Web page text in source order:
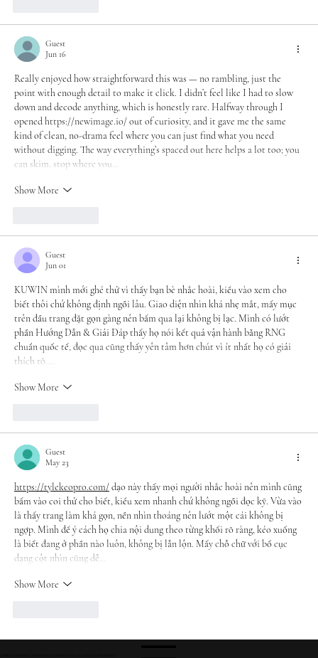
Guest
Jun 16
Really enjoyed how straightforward this was — no rambling, just the
point with enough detail to make it click. I didn’t feel like I had to slow
down and decode anything, which is honestly rare. Halfway through I
opened https://newimage.io/ out of curiosity, and it gave me the same
kind of clean, no-drama feel where you can just find what you need
without digging. The way everything’s spaced out here helps a lot too; you
can skim, stop where you…
Show More
Guest
Jun 01
KUWIN mình mới ghé thử vì thấy bạn bè nhắc hoài, kiểu vào xem cho
biết thôi chứ không định ngồi lâu. Giao diện nhìn khá nhẹ mắt, mấy mục
trên đầu trang đặt gọn gàng nên bấm qua lại không bị lạc. Mình có lướt
phần Hướng Dẫn & Giải Đáp thấy họ nói kết quả vận hành bằng RNG
chuẩn quốc tế, đọc qua cũng thấy yên tâm hơn chút vì ít nhất họ có giải
thích rõ.…
Show More
Guest
May 23
https://tylekeopro.com/ dạo này thấy mọi người nhắc hoài nên mình cũng
bấm vào coi thử cho biết, kiểu xem nhanh chứ không ngồi đọc kỹ. Vừa vào
là thấy trang làm khá gọn, nền nhìn thoáng nên lướt một cái không bị
ngợp. Mình để ý cách họ chia nội dung theo từng khối rõ ràng, kéo xuống
là biết đang ở phần nào luôn, không bị lẫn lộn. Mấy chỗ chữ với bố cục
dạng cột nhìn cũng dễ…
Show More